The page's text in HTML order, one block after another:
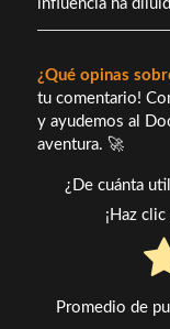
influencia ha
¿Qué opinas
tu comentario!
y ayudemos al
aventura. 🚀
¿De cuánta
¡Haz
Promedio de